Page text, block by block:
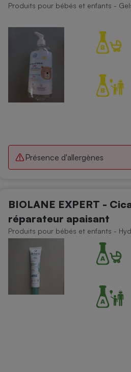
Produits pour bébés et enfants -
Présence d'allergènes
BIOLANE EXPERT -
réparateur apaisant
Produits pour bébés et enfants -
petit